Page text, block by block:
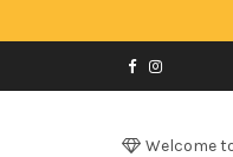
Welcome